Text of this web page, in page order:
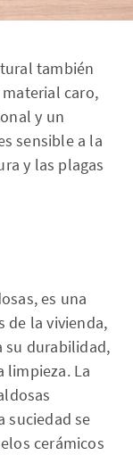
también
caro,
y un
sensible a la
y las plagas
es una
de la vivienda,
su durabilidad,
limpieza. La
suciedad se
cerámicos